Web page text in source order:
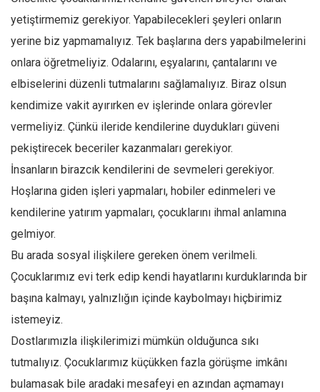
yetiştirmemiz gerekiyor. Yapabilecekleri şeyleri onların
yerine biz yapmamalıyız. Tek başlarına ders yapabilmelerini
onlara öğretmeliyiz. Odalarını, eşyalarını, çantalarını ve
elbiselerini düzenli tutmalarını sağlamalıyız. Biraz olsun
kendimize vakit ayırırken ev işlerinde onlara görevler
vermeliyiz. Çünkü ileride kendilerine duydukları güveni
pekiştirecek beceriler kazanmaları gerekiyor.
İnsanların birazcık kendilerini de sevmeleri gerekiyor.
Hoşlarına giden işleri yapmaları, hobiler edinmeleri ve
kendilerine yatırım yapmaları, çocuklarını ihmal anlamına
gelmiyor.
Bu arada sosyal ilişkilere gereken önem verilmeli.
Çocuklarımız evi terk edip kendi hayatlarını kurduklarında bir
başına kalmayı, yalnızlığın içinde kaybolmayı hiçbirimiz
istemeyiz.
Dostlarımızla ilişkilerimizi mümkün olduğunca sıkı
tutmalıyız. Çocuklarımız küçükken fazla görüşme imkânı
bulamasak bile aradaki mesafeyi en azından açmamayı